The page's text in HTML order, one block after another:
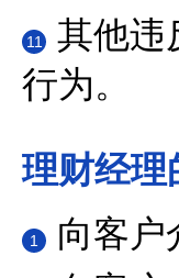
11
其他违
行为。
理财经理
1 向客户